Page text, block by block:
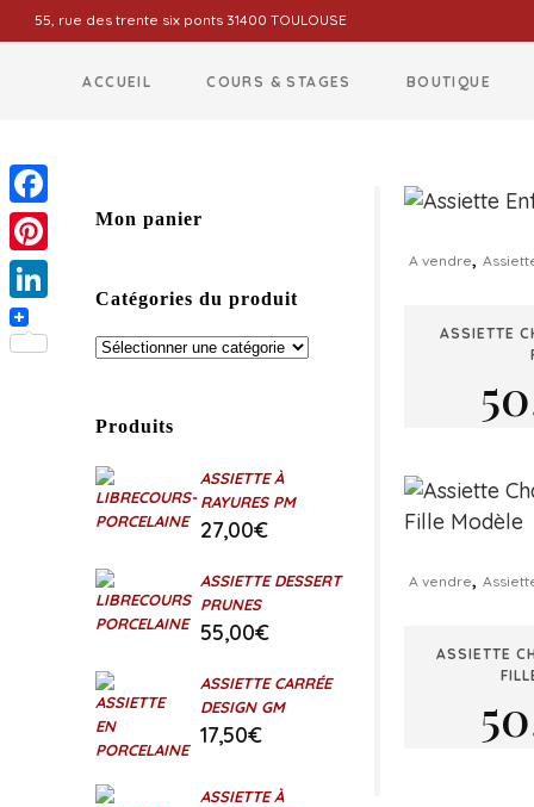
55, rue des trente six ponts 31400 TOULOUSE
ACCUEIL COURS & STAGES BOUTIQUE
Mon panier
Catégories du produit
Produits
ASSIETTE À
RAYURES PM
27,00€
ASSIETTE DESSERT
PRUNES
55,00€
ASSIETTE CARRÉE
DESIGN GM
17,50€
ASSIETTE À
A vendre,
ASSIETTE
A vendre,
ASSIETTE
Facebook
Pinterest
LinkedIn